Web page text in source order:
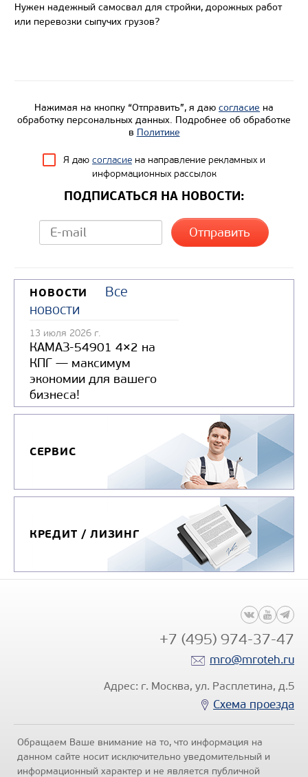
Нужен надежный самосвал для стройки, дорожных работ
или перевозки сыпучих грузов?
Нажимая на кнопку “Отправить”, я даю согласие на
обработку персональных данных. Подробнее об обработке
в Политике
Я даю согласие на направление рекламных и
информационных рассылок
ПОДПИСАТЬСЯ НА НОВОСТИ:
НОВОСТИ
Все
новости
13 июля 2026 г.
КАМАЗ-54901 4×2 на
КПГ — максимум
экономии для вашего
бизнеса!
СЕРВИС
КРЕДИТ / ЛИЗИНГ
+7 (495) 974-37-47
mro@mroteh.ru
Адрес: г. Москва, ул. Расплетина, д.5
Схема проезда
Обращаем Ваше внимание на то, что информация на
данном сайте носит исключительно уведомительный и
информационный характер и не является публичной